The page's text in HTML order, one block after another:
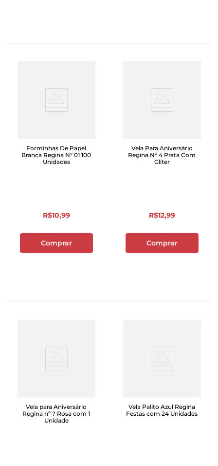
Forminhas De Papel
Branca Regina Nº 01 100
Unidades
R$10,99
Comprar
Vela Para Aniversário
Regina Nº 4 Prata Com
Glíter
R$12,99
Comprar
Vela para Aniversário
Regina nº ? Rosa com 1
Unidade
Vela Palito Azul Regina
Festas com 24 Unidades